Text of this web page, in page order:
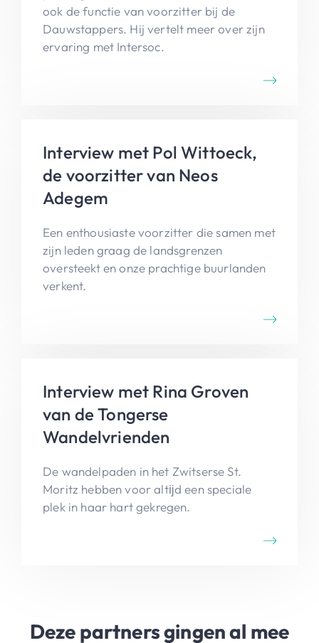
ook de functie van voorzitter bij de
Dauwstappers. Hij vertelt meer over zijn
ervaring met Intersoc.
Interview met Pol Wittoeck,
de voorzitter van Neos
Adegem
Een enthousiaste voorzitter die samen met
zijn leden graag de landsgrenzen
oversteekt en onze prachtige buurlanden
verkent.
Interview met Rina Groven
van de Tongerse
Wandelvrienden
De wandelpaden in het Zwitserse St.
Moritz hebben voor altĳd een speciale
plek in haar hart gekregen.
Deze partners gingen al mee